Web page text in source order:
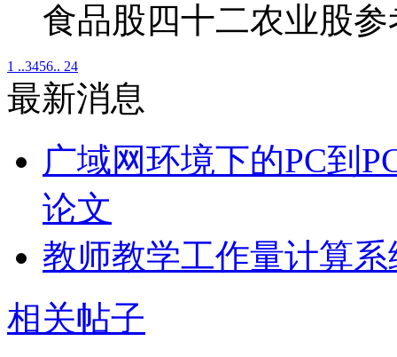
食品股四十二农业股
1 ..3456.. 24
最新消息
广域网环境下的PC到
论文
教师教学工作量计算
相关帖子